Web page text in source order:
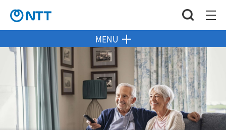
MENU